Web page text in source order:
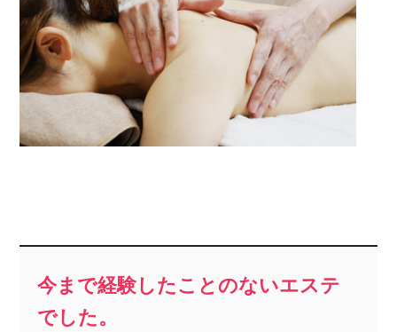
今まで経験したことのないエステ
でした。